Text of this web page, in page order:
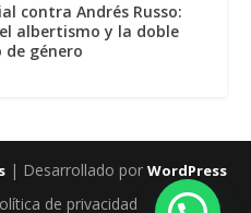
contra Andrés Russo:
albertismo y la doble
de género
| Desarrollado por WordPress
de privacidad